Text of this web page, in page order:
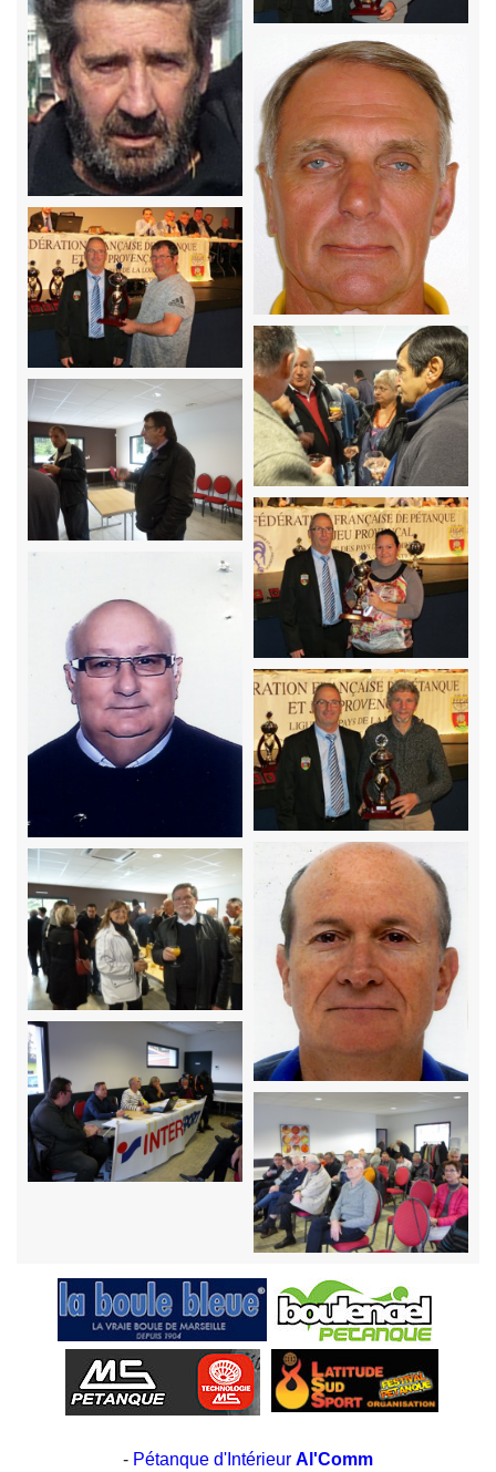
- Pétanque d'Intérieur Al'Comm